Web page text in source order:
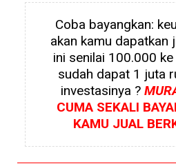
Coba bayangkan:
akan kamu dapatkan
ini senilai 100.000
sudah dapat 1 juta
investasinya ?
CUMA SEKALI
KAMU JUAL